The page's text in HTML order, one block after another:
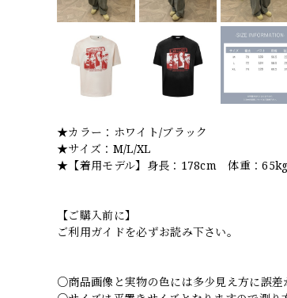
★カラー：ホワイト/ブラック
★サイズ：M/L/XL
★【着用モデル】身長：178cm 体重：
【ご購入前に】
ご利用ガイドを必ずお読み下さい。
○商品画像と実物の色には多少見え方に誤差